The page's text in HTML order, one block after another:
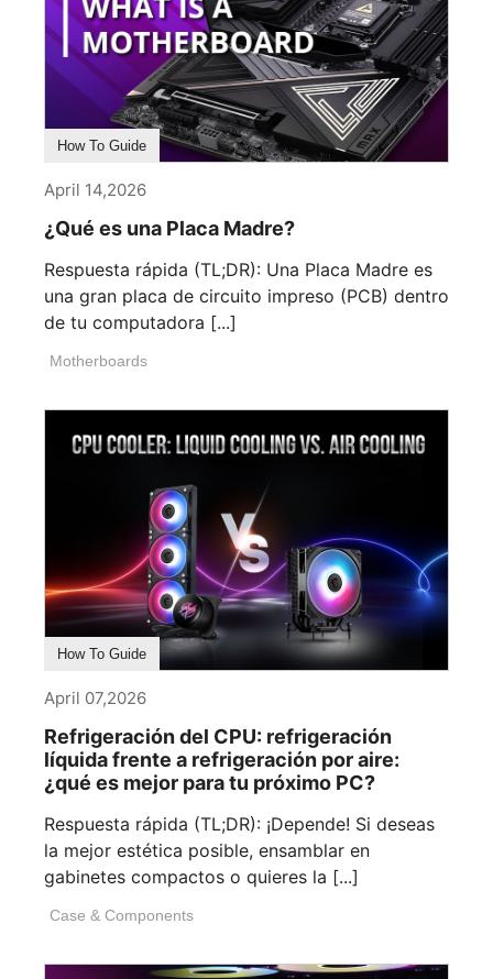
How To Guide
April 14,2026
¿Qué es una Placa Madre?
Respuesta rápida (TL;DR): Una Placa Madre es
una gran placa de circuito impreso (PCB) dentro
de tu computadora [...]
Motherboards
How To Guide
April 07,2026
Refrigeración del CPU: refrigeración
líquida frente a refrigeración por aire:
¿qué es mejor para tu próximo PC?
Respuesta rápida (TL;DR): ¡Depende! Si deseas
la mejor estética posible, ensamblar en
gabinetes compactos o quieres la [...]
Case & Components